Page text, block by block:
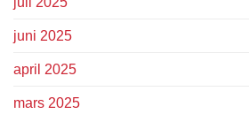
juni 2025
april 2025
mars 2025